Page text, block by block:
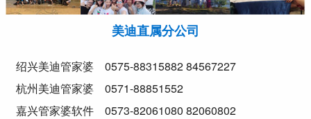
美迪直属分公司
绍兴美迪管家婆 0575-8831588284567227
杭州美迪管家婆
0571-88851552
嘉兴管家婆软件
0573-82061080 82060802